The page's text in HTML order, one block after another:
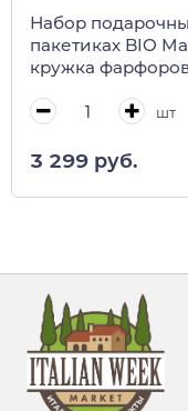
Набор
пакетиках BIO
кружка
шт
3 299 руб.